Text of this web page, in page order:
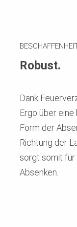
Robust.
Dank
Ergo über
Form der
Richtung der
sorgt somit
Absenken.